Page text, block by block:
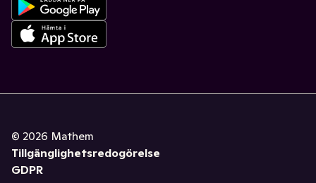
© 2026 Mathem
Tillgänglighetsredogörelse
GDPR